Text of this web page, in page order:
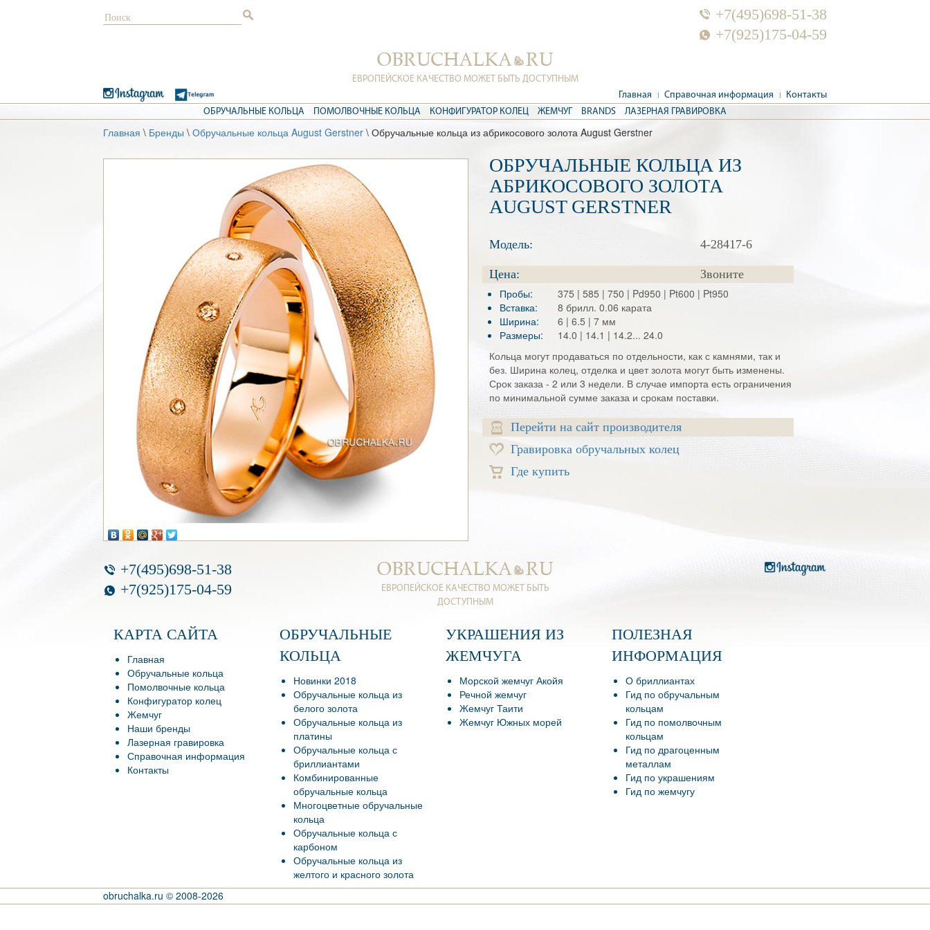
+7(495)698-51-38
+7(925)175-04-59
ЕВРОПЕЙСКОЕ КАЧЕСТВО МОЖЕТ БЫТЬ ДОСТУПНЫМ
Главная
Справочная информация
Контакты
ОБРУЧАЛЬНЫЕ КОЛЬЦА
ПОМОЛВОЧНЫЕ КОЛЬЦА КОНФИГУРАТОР КОЛЕЦ ЖЕМЧУГ BRANDS ЛАЗЕРНАЯ ГРАВИРОВКА
Главная \ Бренды \ Обручальные кольца August Gerstner \ Обручальные кольца из абрикосового золота August Gerstner
ОБРУЧАЛЬНЫЕ КОЛЬЦА ИЗ
АБРИКОСОВОГО ЗОЛОТА
AUGUST GERSTNER
Модель: 4-28417-6
Цена:
Звоните
Пробы:
375 | 585 | 750 | Pd950 | Pt600 | Pt950
Вставка:
8 брилл. 0.06 карата
Ширина:
6 | 6.5 | 7 мм
Размеры:
14.0 | 14.1 | 14.2... 24.0
Кольца могут продаваться по отдельности, как с камнями, так и
без. Ширина колец, отделка и цвет золота могут быть изменены.
Срок заказа - 2 или 3 недели. В случае импорта есть ограничения
по минимальной сумме заказа и срокам поставки.
Перейти на сайт производителя
Гравировка обручальных колец
Где купить
+7(495)698-51-38
+7(925)175-04-59
ЕВРОПЕЙСКОЕ КАЧЕСТВО МОЖЕТ БЫТЬ
ДОСТУПНЫМ
КАРТА САЙТА
Главная
Обручальные кольца
Помолвочные кольца
Конфигуратор колец
Жемчуг
Наши бренды
Лазерная гравировка
Справочная информация
Контакты
ОБРУЧАЛЬНЫЕ
КОЛЬЦА
Новинки 2018
Обручальные кольца из
белого золота
Обручальные кольца из
платины
Обручальные кольца с
бриллиантами
Комбинированные
обручальные кольца
Многоцветные обручальные
кольца
Обручальные кольца с
карбоном
Обручальные кольца из
желтого и красного золота
УКРАШЕНИЯ ИЗ
ЖЕМЧУГА
Морской жемчуг Акойя
Речной жемчуг
Жемчуг Таити
Жемчуг Южных морей
ПОЛЕЗНАЯ
ИНФОРМАЦИЯ
О бриллиантах
Гид по обручальным
кольцам
Гид по помолвочным
кольцам
Гид по драгоценным
металлам
Гид по украшениям
Гид по жемчугу
obruchalka.ru © 2008-2026